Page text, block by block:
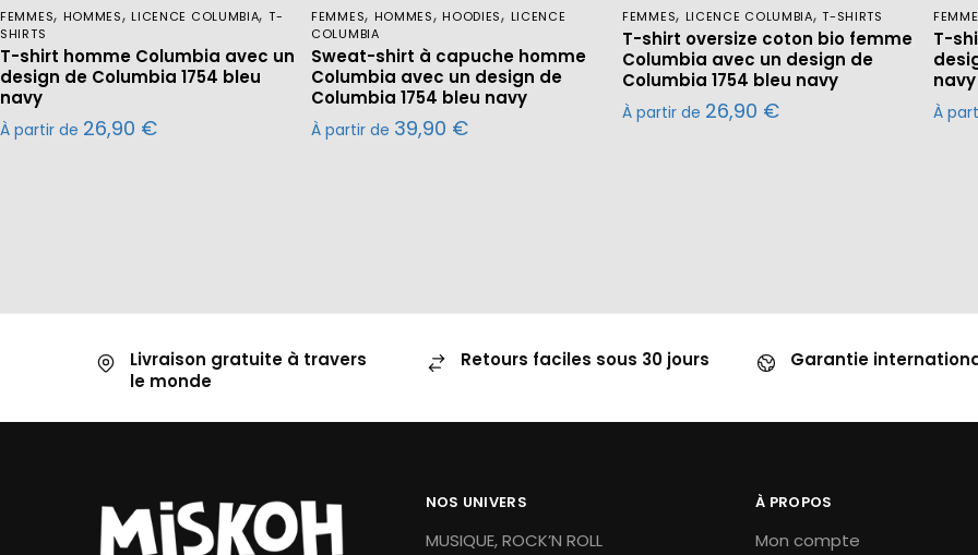
FEMMES, HOMMES, LICENCE COLUMBIA, T-
SHIRTS
T-shirt homme Columbia avec un
design de Columbia 1754 bleu
navy
À partir de 26,90 €
FEMMES, HOMMES, HOODIES, LICENCE
COLUMBIA
Sweat-shirt à capuche homme
Columbia avec un design de
Columbia 1754 bleu navy
À partir de 39,90 €
FEMMES, LICENCE COLUMBIA,T-SHIRTS
T-shirt oversize coton bio femme
Columbia avec un design de
Columbia 1754 bleu navy
À partir de 26,90 €
T-
navy
À
Livraison gratuite à travers
le monde
Retours faciles sous 30 jours Garantie
NOS UNIVERS
MUSIQUE, ROCK’N ROLL
À PROPOS
Mon compte